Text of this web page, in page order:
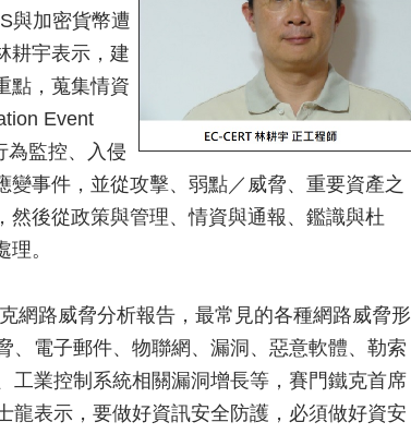
與加密貨幣遭
耕宇表示，建
點，蒐集情資
Event
為監控、入侵
事件，並從攻擊、弱點／威脅、重要資產之
後從政策與管理、情資與通報、鑑識與杜
。
網路威脅分析報告，最常見的各種網路威脅形
、電子郵件、物聯網、漏洞、惡意軟體、勒索
工業控制系統相關漏洞增長等，賽門鐵克首席
龍表示，要做好資訊安全防護，必須做好資安